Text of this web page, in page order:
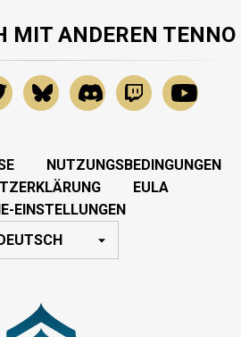
MIT ANDEREN TENNO
NUTZUNGSBEDINGUNGEN
EULA
EINSTELLUNGEN
DEUTSCH